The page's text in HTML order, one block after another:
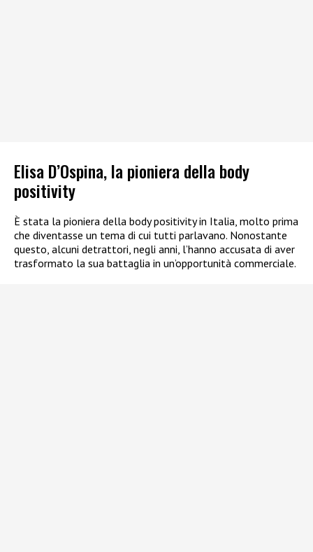
Elisa D’Ospina, la pioniera della body
positivity
È stata la pioniera della body positivity in Italia, molto prima
che diventasse un tema di cui tutti parlavano. Nonostante
questo, alcuni detrattori, negli anni, l’hanno accusata di aver
trasformato la sua battaglia in un’opportunità commerciale.